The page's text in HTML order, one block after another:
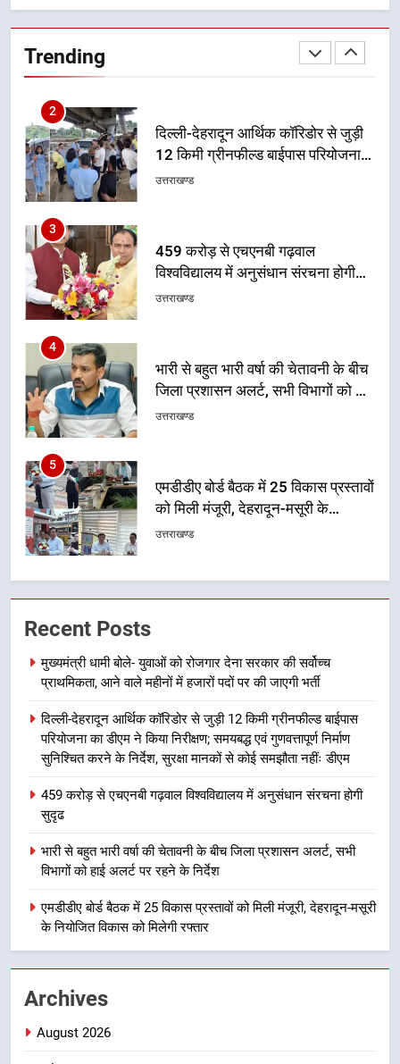
Trending
दिल्ली-देहरादून आर्थिक कॉरिडोर से जुड़ी
12 किमी ग्रीनफील्ड बाईपास परियोजना
निर्देश, सुरक्षा मानकों से कोई समझौता
नहींः डीएम
3
459 करोड़ से एचएनबी गढ़वाल
विश्वविद्यालय में अनुसंधान संरचना होगी
4
भारी से बहुत भारी वर्षा की चेतावनी के बीच
जिला प्रशासन अलर्ट, सभी विभागों को हाई
5
एमडीडीए बोर्ड बैठक में 25 विकास प्रस्तावों
को मिली मंजूरी, देहरादून-मसूरी के
6
मुख्यमंत्री पुष्कर सिंह धामी के दिशा-निर्देशों
में पीएम आवास योजना (शहरी) की प्रगति
अभियुक्त को दून पुलिस ने हरिद्वार से किया
गिरफ्तार
उत्तराखण्ड
8
भारी बारिश का अलर्ट! 6 अगस्त को
उत्तराखण्ड
1
मुख्यमंत्री धामी बोले- युवाओं को रोजगार
वाले महीनों में हजारों पदों पर की जाएगी
भर्ती
उत्तराखण्ड
Recent Posts
मुख्यमंत्री धामी बोले- युवाओं को रोजगार देना सरकार की सर्वोच्च
प्राथमिकता, आने वाले महीनों में हजारों पदों पर की जाएगी भर्ती
दिल्ली-देहरादून आर्थिक कॉरिडोर से जुड़ी 12 किमी ग्रीनफील्ड बाईपास
परियोजना का डीएम ने किया निरीक्षण; समयबद्ध एवं गुणवत्तापूर्ण निर्माण
सुनिश्चित करने के निर्देश, सुरक्षा मानकों से कोई समझौता नहींः डीएम
459 करोड़ से एचएनबी गढ़वाल विश्वविद्यालय में अनुसंधान संरचना होगी
सुदृढ
भारी से बहुत भारी वर्षा की चेतावनी के बीच जिला प्रशासन अलर्ट, सभी
विभागों को हाई अलर्ट पर रहने के निर्देश
एमडीडीए बोर्ड बैठक में 25 विकास प्रस्तावों को मिली मंजूरी, देहरादून-मसूरी
के नियोजित विकास को मिलेगी रफ्तार
Archives
August 2026